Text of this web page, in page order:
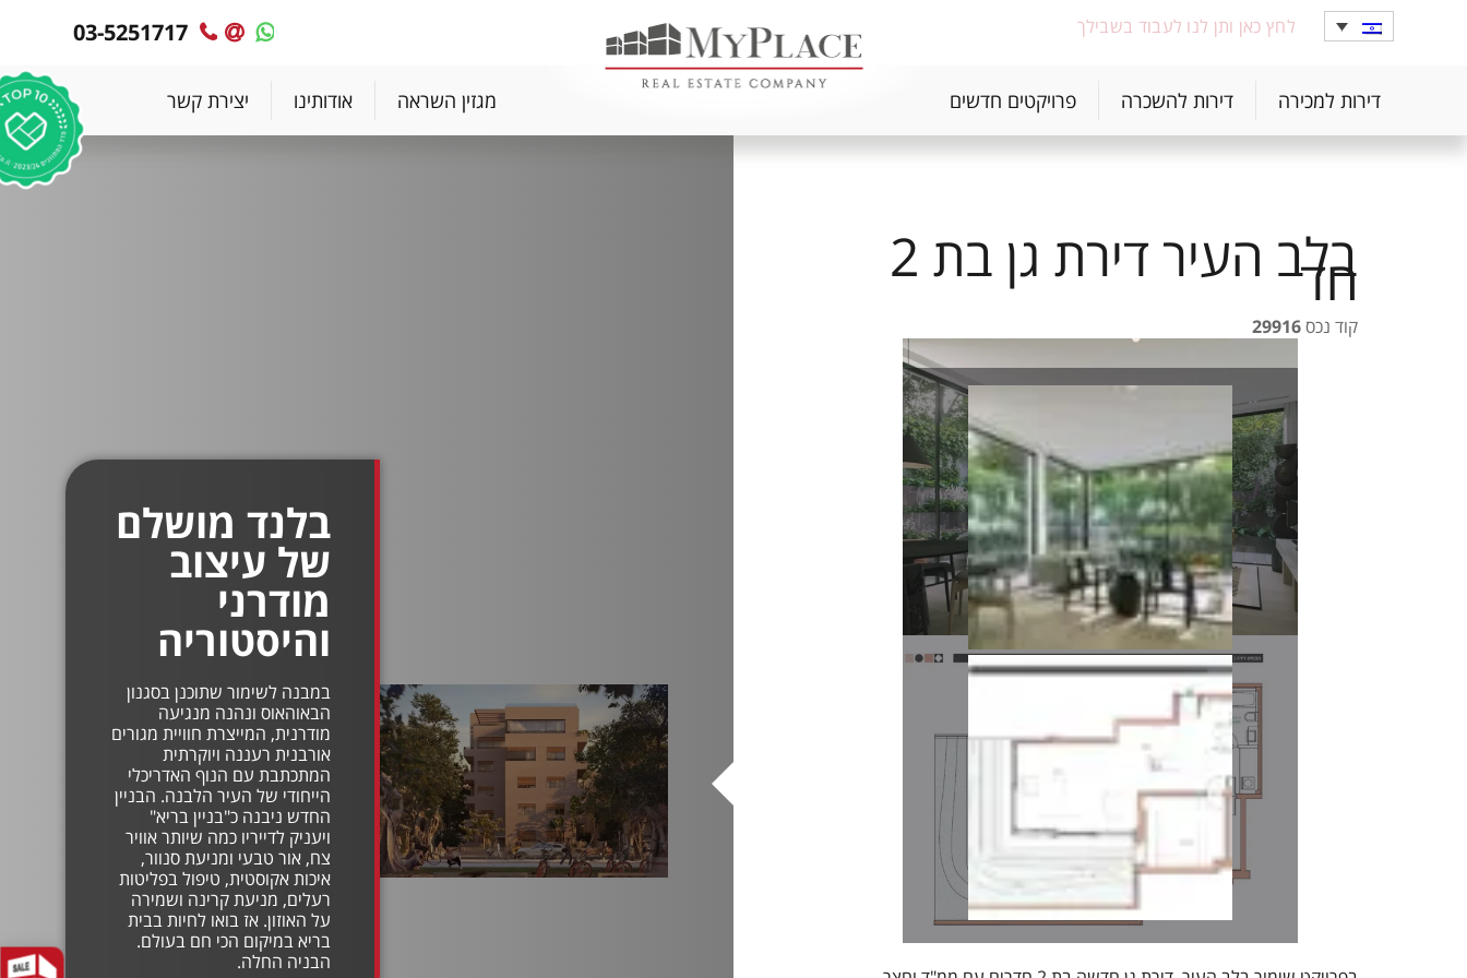
לחץ כאן ותן לנו לעבוד בשבילך
MyPlace
MyPlace
עימנו
קשר
03-5251717
דירות למכירה דירות להשכרה פרויקטים חדשים מגזין השראה אודותינו יצירת קשר
בלב העיר דירת גן בת 2 חד
קוד נכס29916
בלנד מושלם
של עיצוב
מודרני
והיסטוריה
במבנה לשימור שתוכנן בסגנון
הבאוהאוס ונהנה מנגיעה
מודרנית, המייצרת חוויית מגורים
אורבנית רעננה ויוקרתית
המתכתבת עם הנוף האדריכלי
הייחודי של העיר הלבנה. הבניין
החדש ניבנה כ"בניין בריא"
ויעניק לדייריו כמה שיותר אוויר
צח, אור טבעי ומניעת סנוור,
איכות אקוסטית, טיפול בפליטות
רעלים, מניעת קרינה ושמירה
על האוזון. אז בואו לחיות בבית
בריא במיקום הכי חם בעולם.
הבניה החלה.